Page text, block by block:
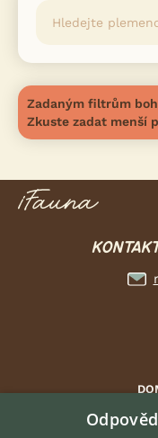
Zadaným filtrům
Zkuste zadat menší